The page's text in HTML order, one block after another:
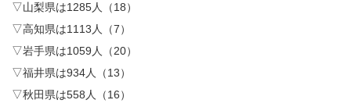
▽山梨県は1285人（18）
▽高知県は1113人（7）
▽岩手県は1059人（20）
▽福井県は934人（13）
▽秋田県は558人（16）